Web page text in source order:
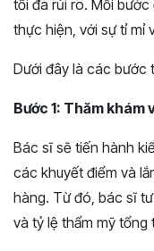
tối đa rủi ro. Mỗi
thực hiện, với sự tỉ mỉ
Dưới đây là các bước
Bước 1: Thăm khám
Bác sĩ sẽ tiến hành
các khuyết điểm và
hàng. Từ đó, bác sĩ
và tỷ lệ thẩm mỹ tổng